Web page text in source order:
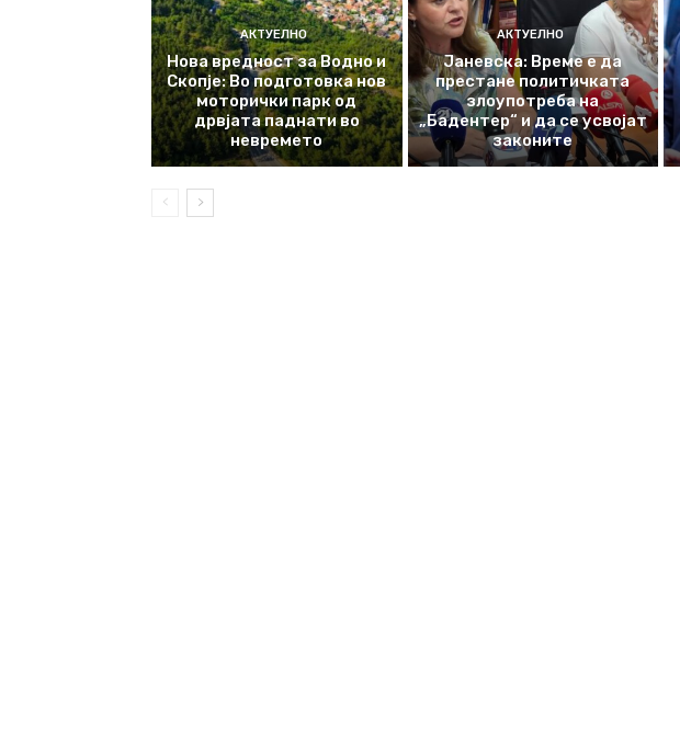
АКТУЕЛНО
Нова вредност за Водно и
Скопје: Во подготовка нов
моторички парк од
дрвјата паднати во
невремето
АКТУЕЛНО
Јаневска: Време е да
престане политичката
злоупотреба на
„Бадентер“ и да се усвојат
законите